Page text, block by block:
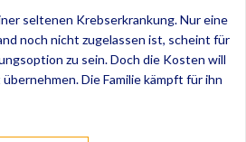
seltenen Krebserkrankung. Nur eine
noch nicht zugelassen ist, scheint für
zu sein. Doch die Kosten will
Die Familie kämpft für ihn